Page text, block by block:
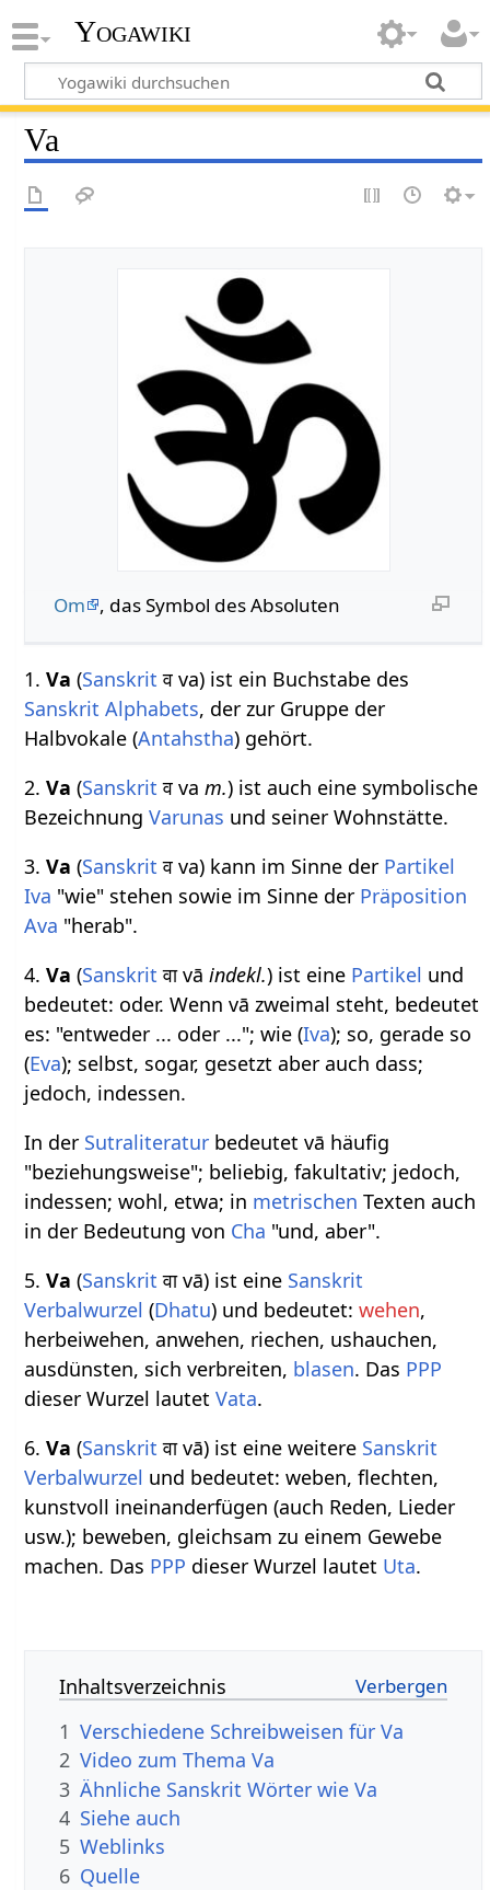
Yogawiki
Va
Om , das Symbol des Absoluten
1.Va (Sanskrit व va) ist ein Buchstabe des
Sanskrit Alphabets, der zur Gruppe der
Halbvokale (Antahstha) gehört.
2.Va (Sanskrit व vam.) ist auch eine symbolische
BezeichnungVarunas und seiner Wohnstätte.
3.Va (Sanskrit व va) kann im Sinne der Partikel
Iva "wie" stehen sowie im Sinne der Präposition
Ava "herab".
4.Va (Sanskrit वा vāindekl.) ist eine Partikel und
bedeutet: oder. Wenn vā zweimal steht, bedeutet
es: "entweder ... oder ..."; wie (Iva); so, gerade so
(Eva); selbst, sogar, gesetzt aber auch dass;
jedoch, indessen.
In der Sutraliteratur bedeutet vā häufig
"beziehungsweise"; beliebig, fakultativ; jedoch,
indessen; wohl, etwa; in metrischen Texten auch
in der Bedeutung von Cha "und, aber".
5.Va (Sanskrit वा vā) ist eine Sanskrit
Verbalwurzel (Dhatu) und bedeutet:wehen,
herbeiwehen, anwehen, riechen, ushauchen,
ausdünsten, sich verbreiten, blasen. Das PPP
dieser Wurzel lautetVata.
6.Va (Sanskrit वा vā) ist eine weitere Sanskrit
Verbalwurzel und bedeutet: weben, flechten,
kunstvoll ineinanderfügen (auch Reden, Lieder
usw.); beweben, gleichsam zu einem Gewebe
machen. Das PPP dieser Wurzel lautet Uta.
Inhaltsverzeichnis
1 Verschiedene Schreibweisen für Va
2 Video zum Thema Va
3 Ähnliche Sanskrit Wörter wie Va
4 Siehe auch
5 Weblinks
6 Quelle